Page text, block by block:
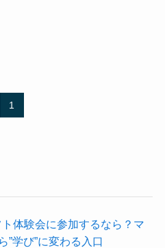
1
体験会に参加するなら？マ
”学び”に変わる入口